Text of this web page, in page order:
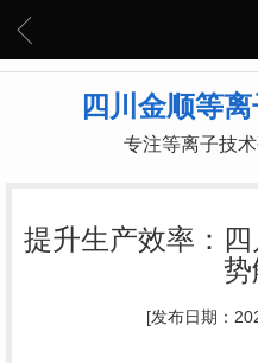
四川金顺等
专注等离子技
提升生产效率：
势
[发布日期：